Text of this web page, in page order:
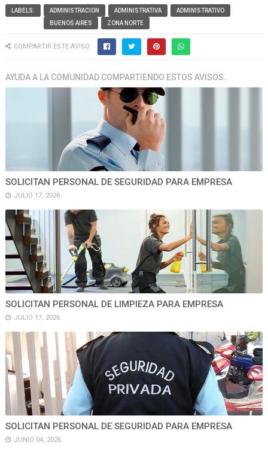
LABELS: ADMINISTRACION ADMINISTRATIVA
ADMINISTRATIVO
BUENOS AIRES
ZONA NORTE
COMPARTIR ESTE AVISO:
AYUDA A LA COMUNIDAD COMPARTIENDO ESTOS AVISOS.
SOLICITAN PERSONAL DE SEGURIDAD PARA EMPRESA
JULIO 17, 2026
SOLICITAN PERSONAL DE LIMPIEZA PARA EMPRESA
JULIO 17, 2026
SOLICITAN PERSONAL DE SEGURIDAD PARA EMPRESA
JUNIO 04, 2026